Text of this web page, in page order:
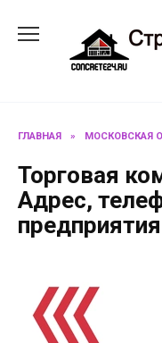
содержанию
ГЛАВНАЯ » МОСКОВСКАЯ
Торговая
Адрес,
предприятия